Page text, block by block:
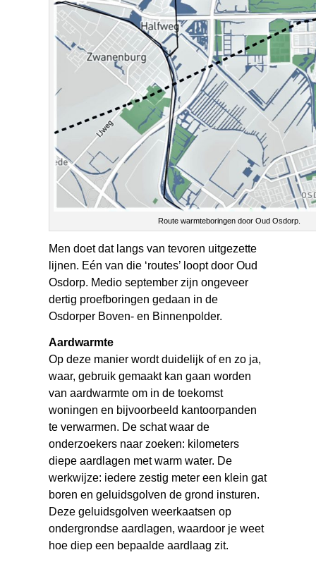
Route warmteboringen door Oud Osdorp.
Men doet dat langs van tevoren uitgezette
lijnen. Eén van die ‘routes’ loopt door Oud
Osdorp. Medio september zijn ongeveer
dertig proefboringen gedaan in de
Osdorper Boven- en Binnenpolder.
Aardwarmte
Op deze manier wordt duidelijk of en zo ja,
waar, gebruik gemaakt kan gaan worden
van aardwarmte om in de toekomst
woningen en bijvoorbeeld kantoorpanden
te verwarmen. De schat waar de
onderzoekers naar zoeken: kilometers
diepe aardlagen met warm water. De
werkwijze: iedere zestig meter een klein gat
boren en geluidsgolven de grond insturen.
Deze geluidsgolven weerkaatsen op
ondergrondse aardlagen, waardoor je weet
hoe diep een bepaalde aardlaag zit.